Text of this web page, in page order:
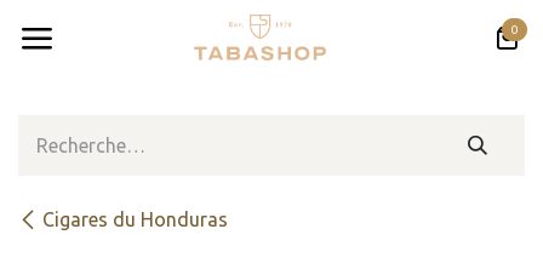
0
​​​Cigares du Honduras